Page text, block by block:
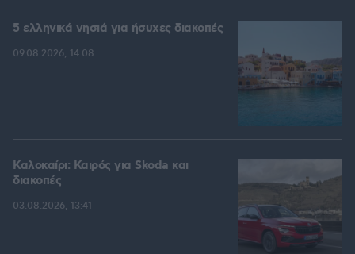
5 ελληνικά νησιά για ήσυχες διακοπές
09.08.2026, 14:08
Καλοκαίρι: Καιρός για Skoda και
διακοπές
03.08.2026, 13:41